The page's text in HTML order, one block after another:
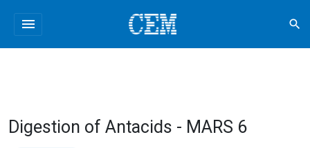
menu search
Digestion of Antacids - MARS 6